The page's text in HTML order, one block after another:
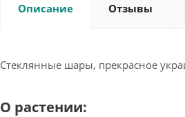
Описание Отзывы
Стеклянные шары, прекрасное
О растении: